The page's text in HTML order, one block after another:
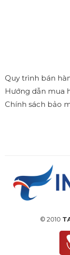
Quy trình bán
Hướng dẫn mua
Chính sách bảo
© 2010